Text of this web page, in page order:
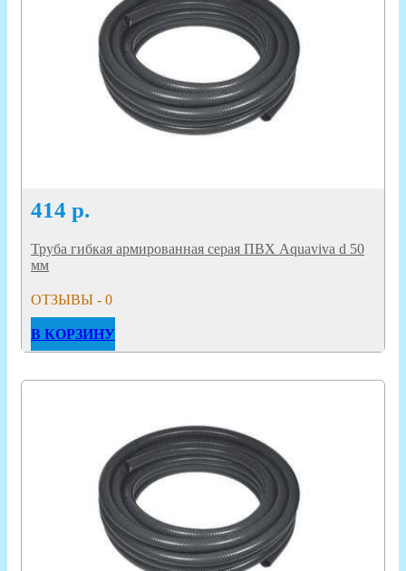
414 р.
Труба гибкая армированная серая ПВХ Aquaviva d 50
мм
ОТЗЫВЫ - 0
В КОРЗИНУ